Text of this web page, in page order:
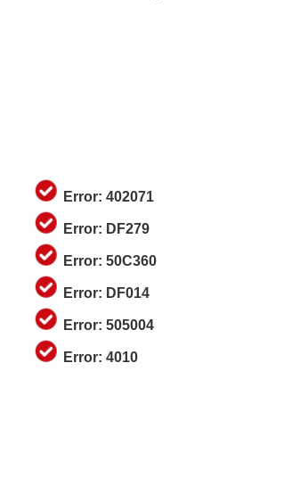
Error: 402071
Error: DF279
Error: 50C360
Error: DF014
Error: 505004
Error: 4010